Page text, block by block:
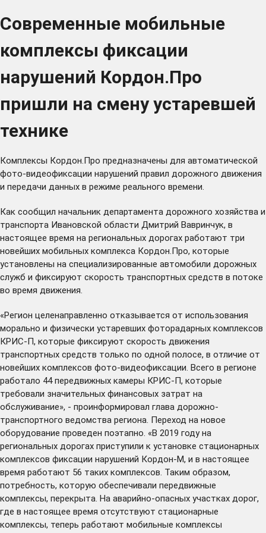
Современные мобильные
комплексы фиксации
нарушений Кордон.Про
пришли на смену устаревшей
технике
Комплексы Кордон.Про предназначены для автоматической
фото-видеофиксации нарушений правил дорожного движения
и передачи данных в режиме реального времени.
Как сообщил начальник департамента дорожного хозяйства и
транспорта Ивановской области Дмитрий Вавринчук, в
настоящее время на региональных дорогах работают три
новейших мобильных комплекса Кордон.Про, которые
установлены на специализированные автомобили дорожных
служб и фиксируют скорость транспортных средств в потоке
во время движения.
«Регион целенаправленно отказывается от использования
морально и физически устаревших фоторадарных комплексов
КРИС-П, которые фиксируют скорость движения
транспортных средств только по одной полосе, в отличие от
новейших комплексов фото-видеофиксации. Всего в регионе
работало 44 передвижных камеры КРИС-П, которые
требовали значительных финансовых затрат на
обслуживание», - проинформировал глава дорожно-
транспортного ведомства региона. Переход на новое
оборудование проведен поэтапно. «В 2019 году на
региональных дорогах приступили к установке стационарных
комплексов фиксации нарушений Кордон-М, и в настоящее
время работают 56 таких комплексов. Таким образом,
потребность, которую обеспечивали передвижные
комплексы, перекрыта. На аварийно-опасных участках дорог,
где в настоящее время отсутствуют стационарные
комплексы, теперь работают мобильные комплексы